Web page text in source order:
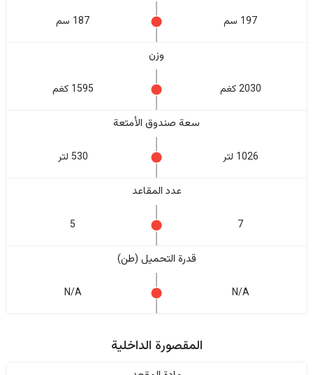
197 سم 187 سم
وزن
2030 كغم 1595 كغم
سعة صندوق الأمتعة
1026 لتر 530 لتر
عدد المقاعد
7
5
قدرة التحميل (طن)
N/A
N/A
المقصورة الداخلية